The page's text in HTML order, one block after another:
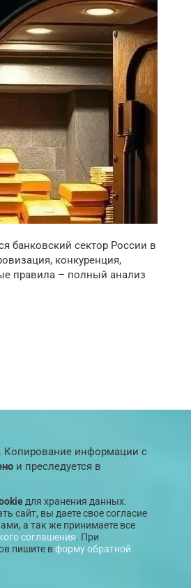
банковский сектор России в
конкуренция,
правила – полный анализ
Копирование информации с
и преследуется в
для хранения данных.
сайт, вы даете свое согласие
а так же принимаете все
соглашения. При
пишите вформу обратной